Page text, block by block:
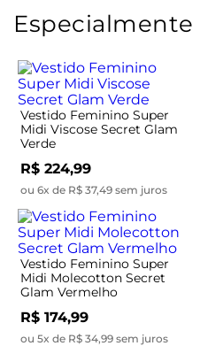
Especialmente
Vestido Feminino Super
Midi Viscose Secret Glam
Verde
R$ 224,99
ou 6x de R$ 37,49 sem juros
Vestido Feminino Super
Midi Molecotton Secret
Glam Vermelho
R$ 174,99
ou 5x de R$ 34,99 sem juros